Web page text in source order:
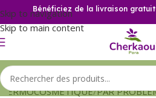
Skip to navigation
Skip to main content
Bénéficiez de la livraison
DERMOCOSMETIQUE PAR